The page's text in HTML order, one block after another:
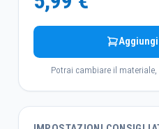
Potrai cambiare il materiale,